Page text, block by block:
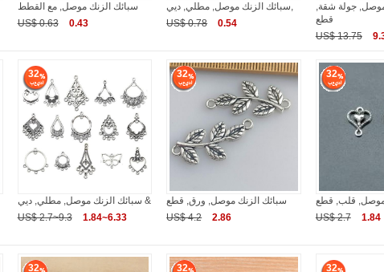
سبائك الزنك موصل, مع القطط
US$ 0.63
0.43
سبائك الزنك موصل, مطلي, ديي,
US$ 0.78
0.54
جولة شقة,
قطع
US$ 13.75
32
سبائك الزنك موصل, مطلي, ديي &
US$ 2.7~9.3
1.84~6.33
32
سبائك الزنك موصل, ورق, قطع
US$ 4.2
2.86
32
موصل, قلب, قطع
US$ 2.7
1.84
32 32 32